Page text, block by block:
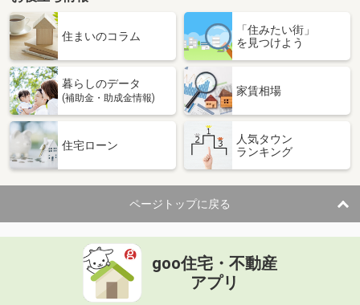
住まいのコラム
「住みたい街」
を見つけよう
暮らしのデータ
(補助金・助成金情報)
家賃相場
住宅ローン
人気タウン
ランキング
ページトップに戻る
goo住宅・不動産
アプリ